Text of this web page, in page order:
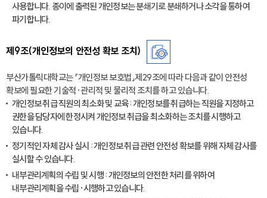
사용합니다. 종이에 출력된 개인정보는 분쇄기로 분쇄하거나 소각을 통하여
파기합니다.
제9조(개인정보의 안전성 확보 조치)
부산가톨릭대학교는 「개인정보 보호법」제29조에 따라 다음과 같이 안전성
확보에 필요한 기술적·관리적 및 물리적 조치를 하고 있습니다.
개인정보 취급 직원의 최소화 및 교육 : 개인정보를 취급하는 직원을 지정하고
권한을 담당자에 한정시켜 개인정보 취급을 최소화하는 조치를 시행하고
있습니다.
정기적인 자체 감사 실시 : 개인정보 취급 관련 안전성 확보를 위해 자체 감사를
실시할 수 있습니다.
내부관리계획의 수립 및 시행 : 개인정보의 안전한 처리를 위하여
내부관리계획을 수립·시행하고 있습니다.